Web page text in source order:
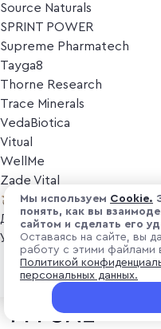
Source Naturals
SPRINT POWER
Supreme Pharmatech
Tayga8
Thorne Research
Trace Minerals
VedaBiotica
Vitual
WellMe
Zade Vital
Косметика
Дезодоранты
Уход за лицом
Уход за телом
Популярные бренды
₽ 2 200
+ 66 ₽ витуальками
Мы используем Cоokіе.
понять, как вы
сайтом и сделать его
Оставаясь на сайте, вы
работу с этими файлами
Политикой
персональных данных.